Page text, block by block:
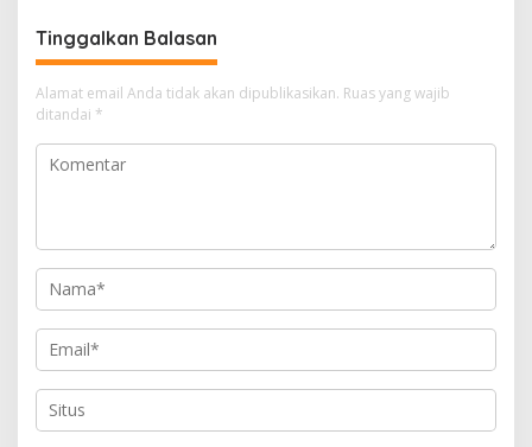
Tinggalkan Balasan
Alamat email Anda tidak akan dipublikasikan. Ruas yang wajib
ditandai *